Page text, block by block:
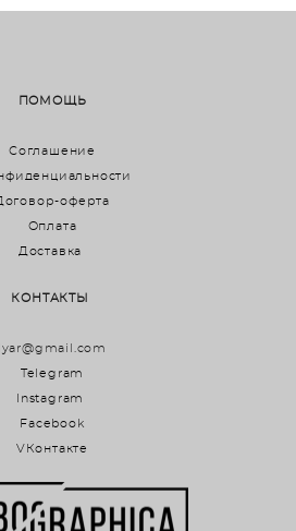
ПОМОЩЬ
Соглашение
оферта
Оплата
Доставка
КОНТАКТЫ
Telegram
Instagram
Facebook
VКонтакте